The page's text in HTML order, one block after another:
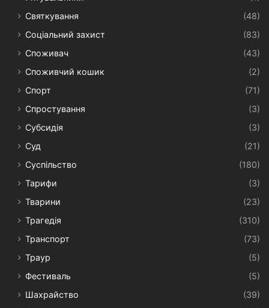
Святкування
(48)
Соціальний захист
(83)
Споживач
(43)
Споживчий кошик
(2)
Спорт
(71)
Спростування
(3)
Субсидія
(3)
Суд
(21)
Суспільство
(180)
Тарифи
(3)
Тварини
(23)
Трагедія
(310)
Транспорт
(73)
Траур
(5)
Фестиваль
(5)
Шахрайство
(39)